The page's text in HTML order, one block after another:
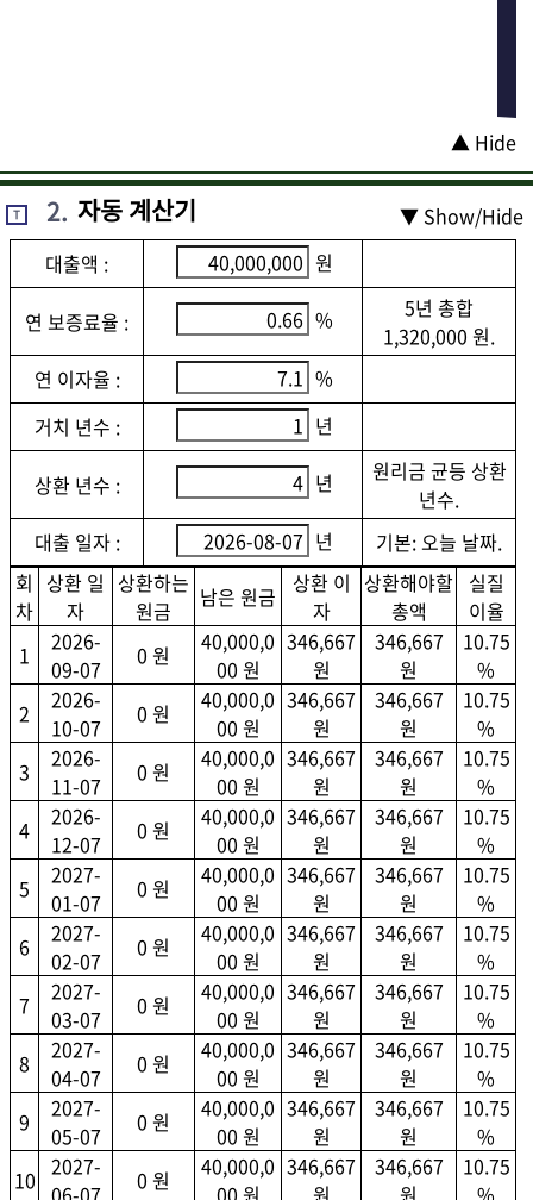
▲ Hide
T 2. 자동 계산기
▼ Show/Hide
대출액 :
원
연 보증료율 : %
5년 총합
1,320,000 원.
연 이자율 :
%
거치 년수 :
년
상환 년수 : 년
원리금 균등 상환
년수.
대출 일자 :
년
기본: 오늘 날짜.
회
차
상환 일
자
상환하는
원금
남은 원금
상환 이
자
상환해야할
총액
실질
이율
1
2026-
09-07
0 원
40,000,0
00 원
346,667
원
346,667
원
10.75
%
2
2026-
10-07
0 원
40,000,0
00 원
346,667
원
346,667
원
10.75
%
3
2026-
11-07
0 원
40,000,0
00 원
346,667
원
346,667
원
10.75
%
4
2026-
12-07
0 원
40,000,0
00 원
346,667
원
346,667
원
10.75
%
5
2027-
01-07
0 원
40,000,0
00 원
346,667
원
346,667
원
10.75
%
6
2027-
02-07
0 원
40,000,0
00 원
346,667
원
346,667
원
10.75
%
7
2027-
03-07
0 원
40,000,0
00 원
346,667
원
346,667
원
10.75
%
8
2027-
04-07
0 원
40,000,0
00 원
346,667
원
346,667
원
10.75
%
9
2027-
05-07
0 원
40,000,0
00 원
346,667
원
346,667
원
10.75
%
10 2027-
0 원
40,000,0 346,667
346,667
10.75